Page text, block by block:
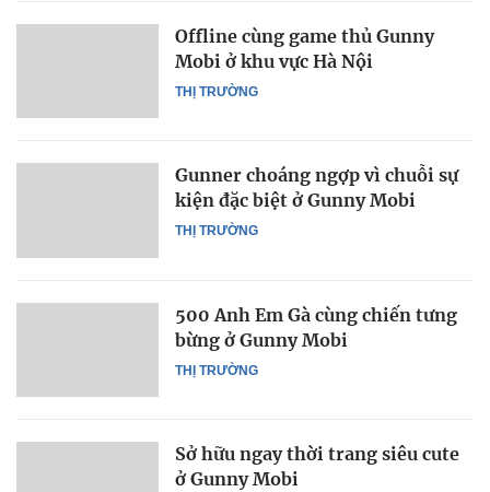
THỊ TRƯỜNG
Offline cùng game thủ Gunny
Mobi ở khu vực Hà Nội
THỊ TRƯỜNG
Gunner choáng ngợp vì chuỗi sự
kiện đặc biệt ở Gunny Mobi
THỊ TRƯỜNG
500 Anh Em Gà cùng chiến tưng
bừng ở Gunny Mobi
Sở hữu ngay thời trang siêu cute
ở Gunny Mobi